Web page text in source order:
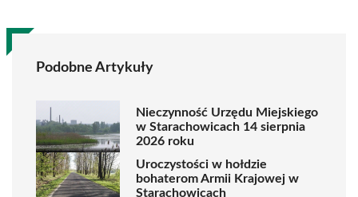
Podobne Artykuły
Nieczynność Urzędu Miejskiego
w Starachowicach 14 sierpnia
2026 roku
Uroczystości w hołdzie
bohaterom Armii Krajowej w
Starachowicach